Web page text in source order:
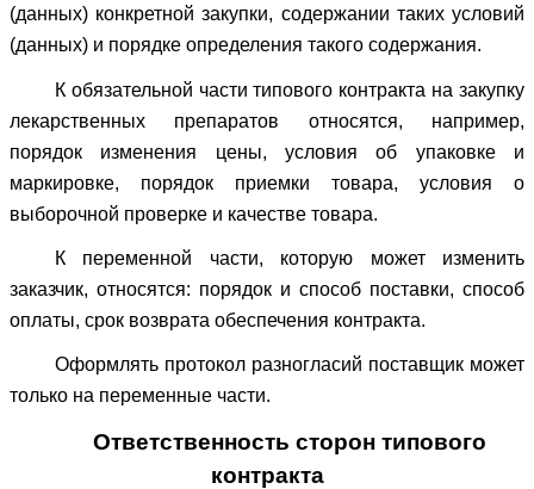
(данных) конкретной закупки, содержании таких условий
(данных) и порядке определения такого содержания.
К обязательной части типового контракта на закупку
лекарственных препаратов относятся, например,
порядок изменения цены, условия об упаковке и
маркировке, порядок приемки товара, условия о
выборочной проверке и качестве товара.
К переменной части, которую может изменить
заказчик, относятся: порядок и способ поставки, способ
оплаты, срок возврата обеспечения контракта.
Оформлять протокол разногласий поставщик может
только на переменные части.
Ответственность сторон типового
контракта